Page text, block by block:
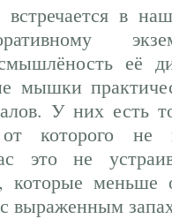
в
её
мышки
У них есть
которого не
это не
меньше
выраженным